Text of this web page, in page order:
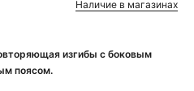
изгибы с боковым
поясом.
Наличие в магазинах